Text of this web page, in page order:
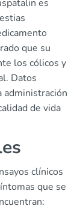
es
que su
los cólicos y
Datos
administración
de vida
clínicos
que se